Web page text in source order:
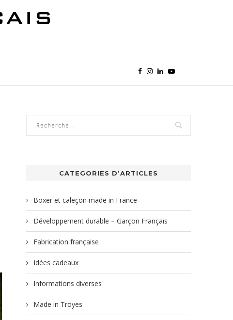
CATEGORIES D’ARTICLES
Boxer et caleçon made in France
Développement durable – Garçon Français
Fabrication française
Idées cadeaux
Informations diverses
Made in Troyes